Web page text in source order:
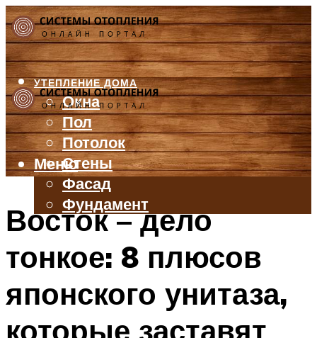
УТЕПЛЕНИЕ ДОМА
Окна
Пол
Потолок
Стены
Фасад
Фундамент
БАЛКОН И ЛОДЖИЯ
ВЕНТИЛЯЦИЯ
ТРУБЫ
Меню
Восток – дело
тонкое: 8 плюсов
японского унитаза,
которые заставят